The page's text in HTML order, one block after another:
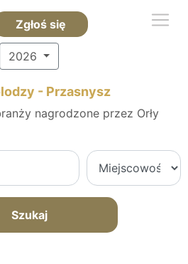
Zgłoś się
2026
- Przasnysz
nagrodzone przez Orły
Szukaj